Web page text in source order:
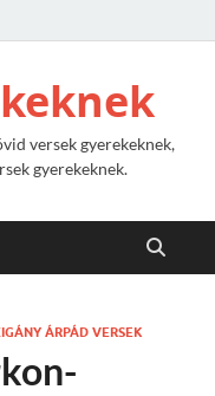
versek gyerekeknek,
gyerekeknek.
ÁRPÁD VERSEK